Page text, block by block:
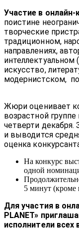
Участие в онлайн-
поистине
творческие
традиционном,
направлениях,
интеллектуальном
искусство,
модернистском,
Жюри оценивает
возрастной
четверти
и выводится
оценка
На конкурс
одной
5 минут
Для участия в
PLANET»
исполнители всех